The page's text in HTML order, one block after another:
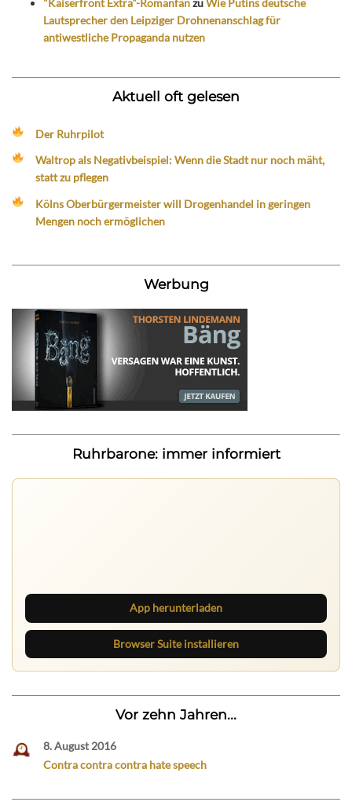
"Kaiserfront Extra"-RomanfanzuWie Putins deutsche
Lautsprecher den Leipziger Drohnenanschlag für
antiwestliche Propaganda nutzen
Aktuell oft gelesen
Der Ruhrpilot
Waltrop als Negativbeispiel: Wenn die Stadt nur noch mäht,
statt zu pflegen
Kölns Oberbürgermeister will Drogenhandel in geringen
Mengen noch ermöglichen
Werbung
Ruhrbarone: immer informiert
App herunterladen
Browser Suite installieren
Vor zehn Jahren...
8. August 2016
Contra contra contra hate speech